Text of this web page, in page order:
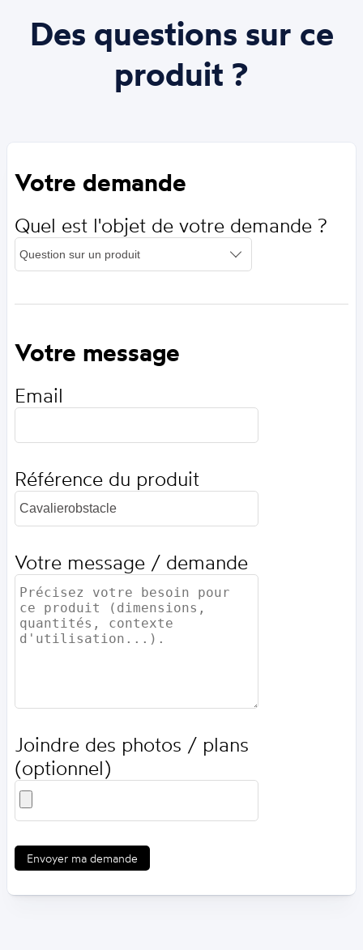
Des questions sur ce
produit ?
Votre demande
Quel est l'objet de votre demande ?
Votre message
Email
Référence du produit
Votre message / demande
Joindre des photos / plans
(optionnel)
Envoyer ma demande